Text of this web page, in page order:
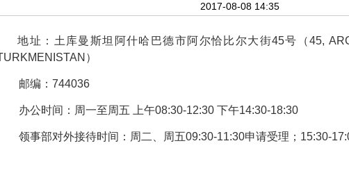
2017-08-08 14:35
地址：土库曼斯坦阿什哈巴德市阿尔恰比尔大街45号（45,
）
邮编：744036
办公时间：周一至周五 上午08:30-12:30 下午14:30-18:30
领事部对外接待时间：周二、周五09:30-11:30申请受理；15:30-